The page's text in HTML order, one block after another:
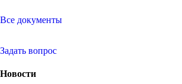
Все документы
Задать вопрос
Новости